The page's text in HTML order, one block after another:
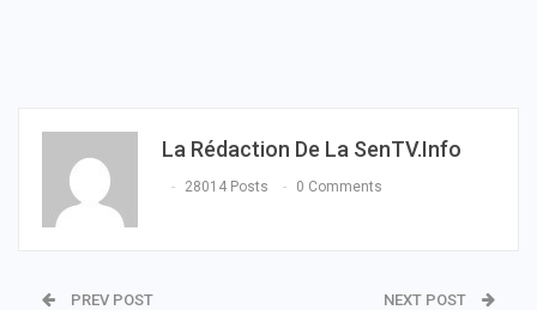
La Rédaction De La SenTV.info
28014 Posts 0 Comments
PREV POST NEXT POST